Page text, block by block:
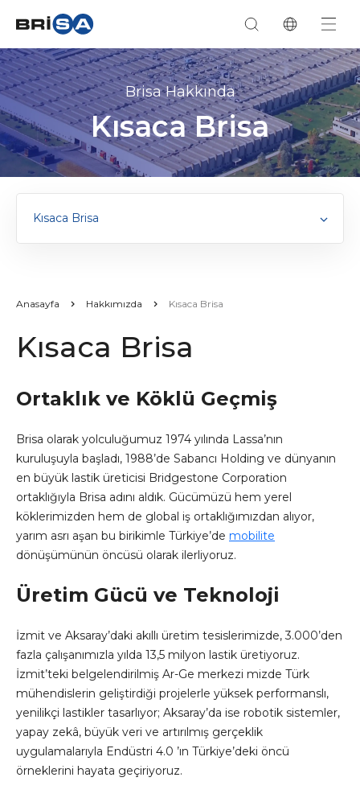
Brisa Hakkında
Kısaca Brisa
Anasayfa Hakkımızda Kısaca Brisa
Kısaca Brisa
Ortaklık ve Köklü Geçmiş
Brisa olarak yolculuğumuz 1974 yılında Lassa’nın
kuruluşuyla başladı, 1988’de Sabancı Holding ve dünyanın
en büyük lastik üreticisi Bridgestone Corporation
ortaklığıyla Brisa adını aldık. Gücümüzü hem yerel
köklerimizden hem de global iş ortaklığımızdan alıyor,
yarım asrı aşan bu birikimle Türkiye’de mobilite
dönüşümünün öncüsü olarak ilerliyoruz.
Üretim Gücü ve Teknoloji
İzmit ve Aksaray’daki akıllı üretim tesislerimizde, 3.000’den
fazla çalışanımızla yılda 13,5 milyon lastik üretiyoruz.
İzmit’teki belgelendirilmiş Ar-Ge merkezi mizde Türk
mühendislerin geliştirdiği projelerle yüksek performanslı,
yenilikçi lastikler tasarlıyor; Aksaray’da ise robotik sistemler,
yapay zekâ, büyük veri ve artırılmış gerçeklik
uygulamalarıyla Endüstri 4.0 ’ın Türkiye’deki öncü
örneklerini hayata geçiriyoruz.
Kısaca Brisa